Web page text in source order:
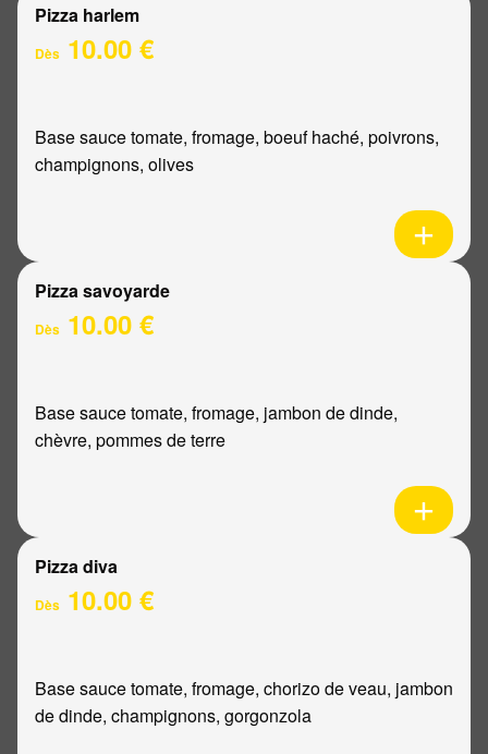
Pizza harlem
Dès 10.00 €
Base sauce tomate, fromage, boeuf haché, poivrons,
champignons, olives
Pizza savoyarde
Dès 10.00 €
Base sauce tomate, fromage, jambon de dinde,
chèvre, pommes de terre
Pizza diva
Dès 10.00 €
Base sauce tomate, fromage, chorizo de veau, jambon
de dinde, champignons, gorgonzola